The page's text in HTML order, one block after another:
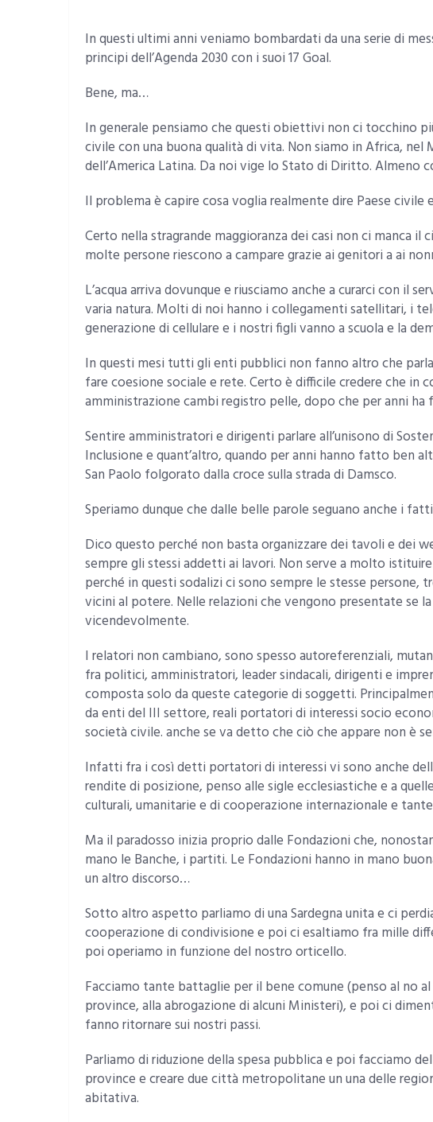
In questi ultimi anni veniamo bombardati da una serie di
principi dell’Agenda 2030 con i suoi 17 Goal.
Bene, ma…
In generale pensiamo che questi obiettivi non ci tocchino
civile con una buona qualità di vita. Non siamo in Africa, nel
dell’America Latina. Da noi vige lo Stato di Diritto. Almeno
Il problema è capire cosa voglia realmente dire Paese civile
Certo nella stragrande maggioranza dei casi non ci manca il
molte persone riescono a campare grazie ai genitori a ai
L’acqua arriva dovunque e riusciamo anche a curarci con il
varia natura. Molti di noi hanno i collegamenti satellitari, i
generazione di cellulare e i nostri figli vanno a scuola e la
In questi mesi tutti gli enti pubblici non fanno altro che
fare coesione sociale e rete. Certo è difficile credere che in
amministrazione cambi registro pelle, dopo che per anni
Sentire amministratori e dirigenti parlare all’unisono di
Inclusione e quant’altro, quando per anni hanno fatto ben
San Paolo folgorato dalla croce sulla strada di Damsco.
Speriamo dunque che dalle belle parole seguano anche i
Dico questo perché non basta organizzare dei tavoli e dei
sempre gli stessi addetti ai lavori. Non serve a molto
perché in questi sodalizi ci sono sempre le stesse
vicini al potere. Nelle relazioni che vengono presentate se
vicendevolmente.
I relatori non cambiano, sono spesso autoreferenziali,
fra politici, amministratori, leader sindacali, dirigenti e
composta solo da queste categorie di soggetti.
da enti del III settore, reali portatori di interessi socio
società civile. anche se va detto che ciò che appare non è
Infatti fra i così detti portatori di interessi vi sono anche
rendite di posizione, penso alle sigle ecclesiastiche e a
culturali, umanitarie e di cooperazione internazionale e
Ma il paradosso inizia proprio dalle Fondazioni che,
mano le Banche, i partiti. Le Fondazioni hanno in mano
un altro discorso…
Sotto altro aspetto parliamo di una Sardegna unita e ci
cooperazione di condivisione e poi ci esaltiamo fra mille
poi operiamo in funzione del nostro orticello.
Facciamo tante battaglie per il bene comune (penso al no
province, alla abrogazione di alcuni Ministeri), e poi ci
fanno ritornare sui nostri passi.
Parliamo di riduzione della spesa pubblica e poi facciamo
province e creare due città metropolitane un una delle
abitativa.